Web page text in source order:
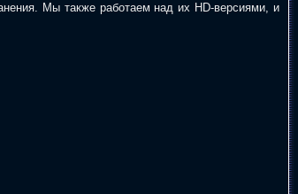
Мы также работаем над их HD-версиями, и